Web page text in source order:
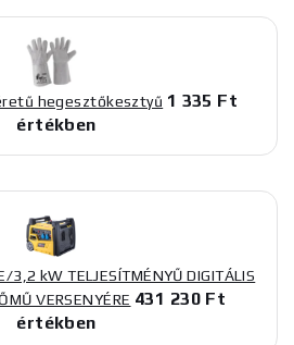
hegesztőkesztyű 1 335 Ft
értékben
3,2 kW TELJESÍTMÉNYŰ DIGITÁLIS
VERSENYÉRE 431 230 Ft
értékben